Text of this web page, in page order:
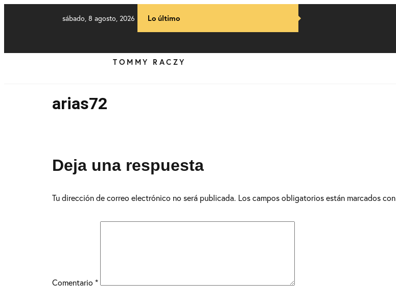
sábado, 8 agosto, 2026 Lo último
TOMMY RACZY
arias72
Deja una respuesta
Tu dirección de correo electrónico no será publicada. Los campos obligatorios están marcados con
Comentario *